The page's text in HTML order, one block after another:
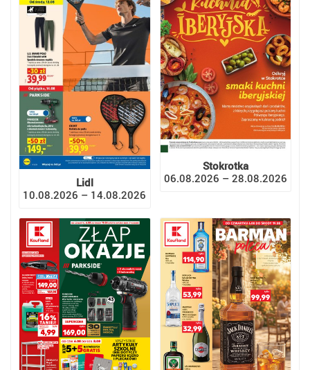
Lidl
10.08.2026 – 14.08.2026
Stokrotka
06.08.2026 – 28.08.2026